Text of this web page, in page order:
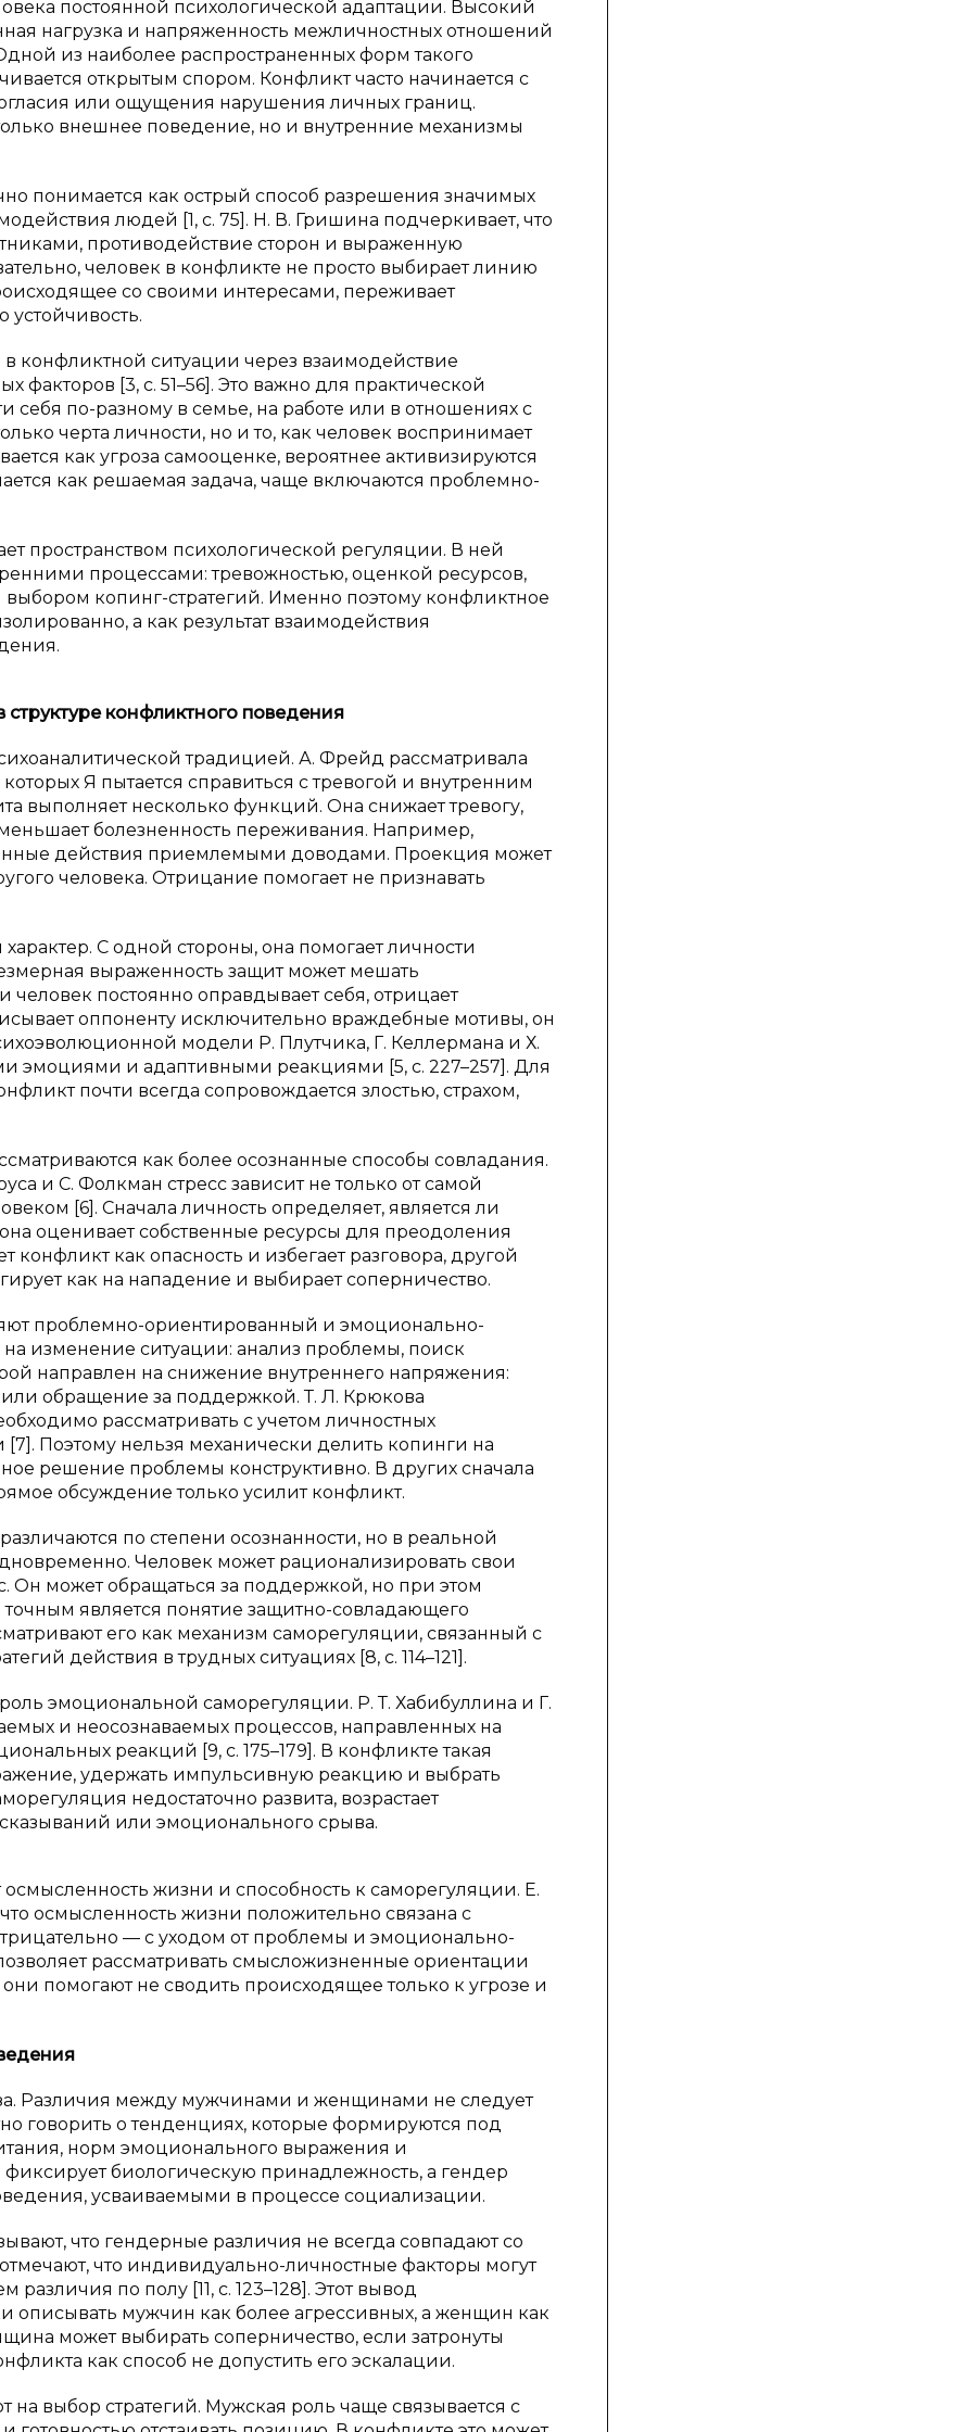
постоянной психологической адаптации. Высокий
нагрузка и напряженность межличностных отношений
из наиболее распространенных форм такого
открытым спором. Конфликт часто начинается с
или ощущения нарушения личных границ.
внешнее поведение, но и внутренние механизмы
понимается как острый способ разрешения значимых
людей [1, с. 75]. Н. В. Гришина подчеркивает, что
противодействие сторон и выраженную
человек в конфликте не просто выбирает линию
со своими интересами, переживает
конфликтной ситуации через взаимодействие
[3, с. 51–56]. Это важно для практической
себя по-разному в семье, на работе или в отношениях с
черта личности, но и то, как человек воспринимает
как угроза самооценке, вероятнее активизируются
как решаемая задача, чаще включаются проблемно-
пространством психологической регуляции. В ней
процессами: тревожностью, оценкой ресурсов,
копинг-стратегий. Именно поэтому конфликтное
а как результат взаимодействия
структуре конфликтного поведения
традицией. А. Фрейд рассматривала
Я пытается справиться с тревогой и внутренним
выполняет несколько функций. Она снижает тревогу,
болезненность переживания. Например,
действия приемлемыми доводами. Проекция может
человека. Отрицание помогает не признавать
С одной стороны, она помогает личности
выраженность защит может мешать
постоянно оправдывает себя, отрицает
оппоненту исключительно враждебные мотивы, он
модели Р. Плутчика, Г. Келлермана и Х.
эмоциями и адаптивными реакциями [5, с. 227–257]. Для
почти всегда сопровождается злостью, страхом,
как более осознанные способы совладания.
и С. Фолкман стресс зависит не только от самой
[6]. Сначала личность определяет, является ли
оценивает собственные ресурсы для преодоления
как опасность и избегает разговора, другой
как на нападение и выбирает соперничество.
проблемно-ориентированный и эмоционально-
изменение ситуации: анализ проблемы, поиск
направлен на снижение внутреннего напряжения:
обращение за поддержкой. Т. Л. Крюкова
рассматривать с учетом личностных
Поэтому нельзя механически делить копинги на
решение проблемы конструктивно. В других сначала
обсуждение только усилит конфликт.
по степени осознанности, но в реальной
Человек может рационализировать свои
может обращаться за поддержкой, но при этом
точным является понятие защитно-совладающего
его как механизм саморегуляции, связанный с
действия в трудных ситуациях [8, с. 114–121].
эмоциональной саморегуляции. Р. Т. Хабибуллина и Г.
и неосознаваемых процессов, направленных на
реакций [9, с. 175–179]. В конфликте такая
удержать импульсивную реакцию и выбрать
недостаточно развита, возрастает
или эмоционального срыва.
жизни и способность к саморегуляции. Е.
осмысленность жизни положительно связана с
— с уходом от проблемы и эмоционально-
рассматривать смысложизненные ориентации
помогают не сводить происходящее только к угрозе и
Различия между мужчинами и женщинами не следует
говорить о тенденциях, которые формируются под
норм эмоционального выражения и
биологическую принадлежность, а гендер
усваиваемыми в процессе социализации.
что гендерные различия не всегда совпадают со
что индивидуально-личностные факторы могут
по полу [11, с. 123–128]. Этот вывод
описывать мужчин как более агрессивных, а женщин как
может выбирать соперничество, если затронуты
как способ не допустить его эскалации.
выбор стратегий. Мужская роль чаще связывается с